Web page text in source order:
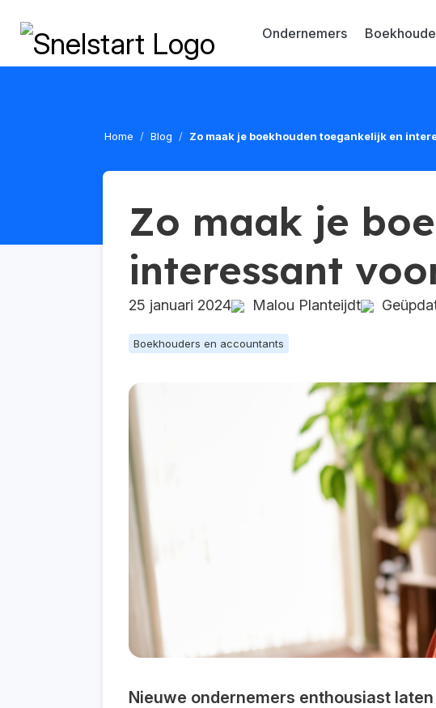
Ondernemers
Home Blog Zo maak je boekhouden toegankelijk en
Zo maak je
interessant
25 januari 2024 Malou Planteijdt
Boekhouders en accountants
Nieuwe ondernemers enthousiast